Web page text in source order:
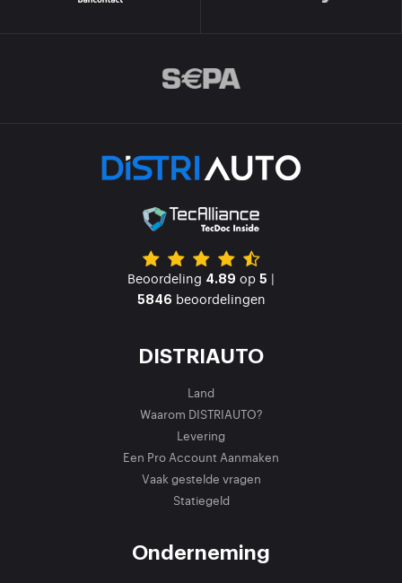
Beoordeling 4.89 op 5 |
5846 beoordelingen
DISTRIAUTO
Land
Waarom DISTRIAUTO?
Levering
Een Pro Account Aanmaken
Vaak gestelde vragen
Statiegeld
Onderneming